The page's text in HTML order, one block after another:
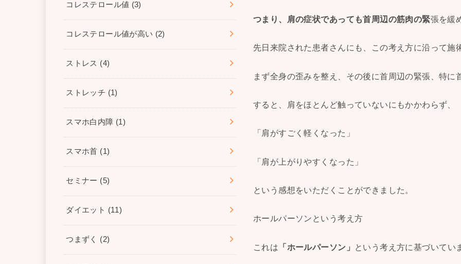
つまり、肩の症状であっても首周辺の筋肉の緊張を緩
先日来院された患者さんにも、この考え方に沿って施
まず全身の歪みを整え、その後に首周辺の緊張、特に
すると、肩をほとんど触っていないにもかかわらず、
「肩がすごく軽くなった」
「肩が上がりやすくなった」
という感想をいただくことができました。
ホールパーソンという考え方
これは 「ホールパーソン」 という考え方に基づいてい
コレステロール値 (3)
コレステロール値が高い (2)
ストレス (4)
ストレッチ (1)
スマホ白内障 (1)
スマホ首 (1)
セミナー (5)
ダイエット (11)
つまずく (2)